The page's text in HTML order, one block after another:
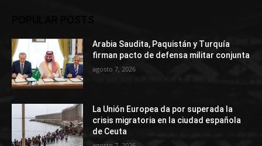
Arabia Saudita, Paquistán y Turquía
firman pacto de defensa militar conjunta
agosto 7, 2026
La Unión Europea da por superada la
crisis migratoria en la ciudad española
de Ceuta